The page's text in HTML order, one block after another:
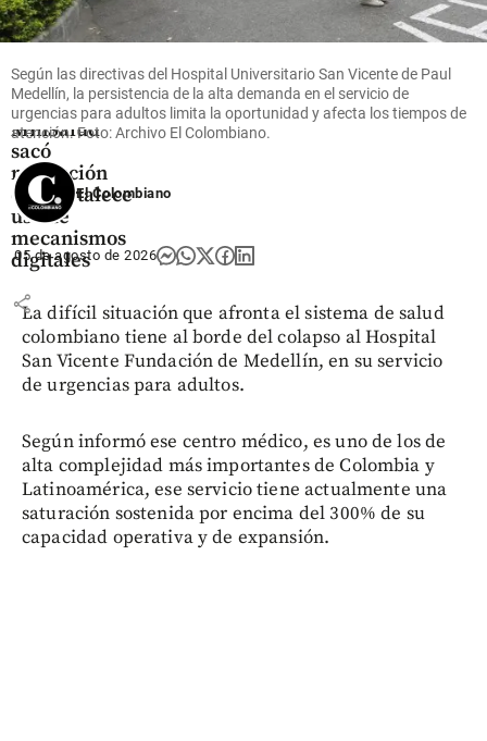
Actualizan
reglas para
telemedicina
en
Colombia:
MinSalud
sacó
resolución
que fortalece
uso de
mecanismos
digitales
share
Según las directivas del Hospital Universitario San Vicente de Paul
Medellín, la persistencia de la alta demanda en el servicio de
urgencias para adultos limita la oportunidad y afecta los tiempos de
atención. Foto: Archivo El Colombiano.
El Colombiano
05 de agosto de 2026
La difícil situación que afronta el sistema de salud
colombiano tiene al borde del colapso al Hospital
San Vicente Fundación de Medellín, en su servicio
de urgencias para adultos.
Según informó ese centro médico, es uno de los de
alta complejidad más importantes de Colombia y
Latinoamérica, ese servicio tiene actualmente una
saturación sostenida por encima del 300% de su
capacidad operativa y de expansión.